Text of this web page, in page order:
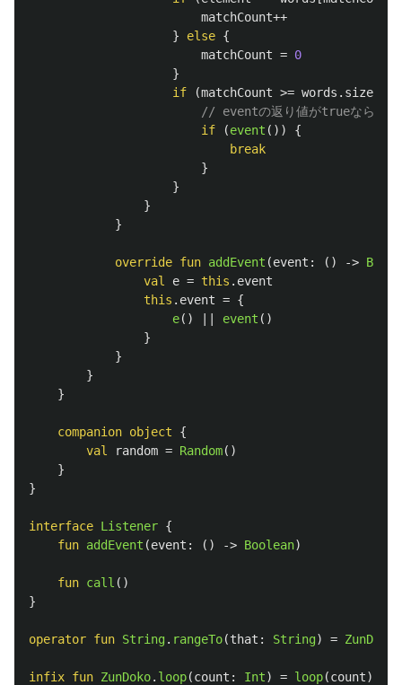
matchCount++
}
else {
matchCount = 0
}
if
(matchCount >= words . size
// eventの返り値がtrueなら処理
if
(event ())
{
break
}
}
}
}
override fun addEvent (event : () ->
val
e = this . event
this . event = {
e() event ()
}
}
}
}
companion object
{
val
random = Random()
}
}
interface Listener {
fun addEvent (event : () -> Boolean)
fun call ()
}
operator fun String. rangeTo(that : String) = ZunDoko
infix fun ZunDoko. loop(count : Int) = loop(count)